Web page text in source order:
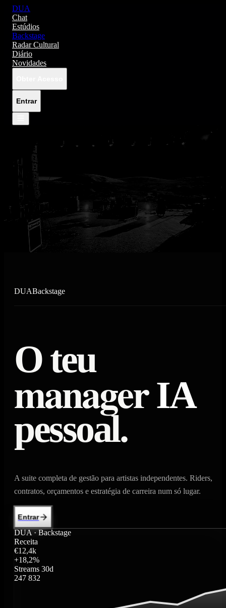
DUA
Chat
Estúdios
Backstage
Radar Cultural
Diário
Novidades
Entrar
DUABackstage
Oteu
manager IA
pessoal.
A suite completa de gestão para artistas independentes. Riders,
contratos, orçamentos e estratégia de carreira num só lugar.
Entrar
DUA · Backstage
Receita
€12,4k
+18,2%
Streams 30d
247 832